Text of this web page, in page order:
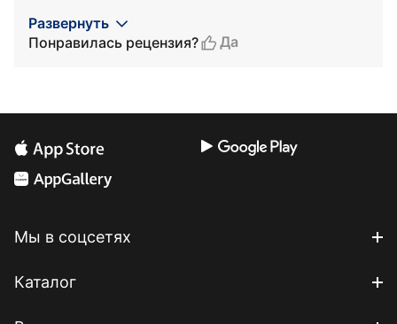
Развернуть
Понравилась рецензия?
Да
Мы в соцсетях
Каталог